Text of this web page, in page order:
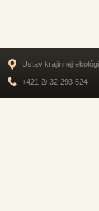
Ústav krajinnej
+421 2/ 32 293 624